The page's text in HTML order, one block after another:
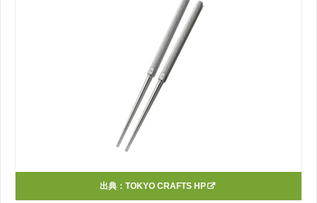
出典： TOKYO CRAFTS HP